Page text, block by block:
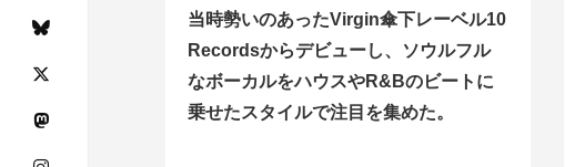
当時勢いのあったVirgin傘下レーベル10
Recordsからデビューし、ソウルフル
なボーカルをハウスやR&Bのビートに
乗せたスタイルで注目を集めた。